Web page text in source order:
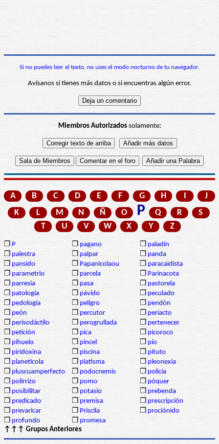
Si no puedes leer el texto, no uses el modo nocturno de tu navegador.
Avísanos si tienes más datos o si encuentras algún error.
Miembros Autorizadossolamente:
A B C D E F G H I
J
K
L M N Ñ O P Q R
S
T
U V W X Y Z
❒ P ❒ pagano ❒ paladín
❒ palestra ❒ palpar ❒ panda
❒ pansido ❒ Papanicolaou ❒ paracaidista
❒ parametrio ❒ parcela ❒ Parinacota
❒ parresia ❒ pasa ❒ pastorela
❒ patología ❒ pávido ❒ peculado
❒ pedología ❒ peligro ❒ pendón
❒ peón ❒ percutor ❒ periacto
❒ perisodáctilo ❒ perogrullada ❒ pertenecer
❒ petición ❒ pica ❒ picoroco
❒ pihuelo ❒ pincel ❒ pío
❒ piridoxina ❒ piscina ❒ pituto
❒ planetícola ❒ platisma ❒ pleonexia
❒ pluscuamperfecto ❒ podocnemis ❒ policía
❒ polirrizo ❒ pomo ❒ póquer
❒ posibilitar ❒ potasio ❒ prebenda
❒ predicado ❒ premisa ❒ prescripción
❒ prevaricar ❒ Priscila ❒ prociónido
❒ profundo ❒ promesa
↑↑↑ Grupos Anteriores